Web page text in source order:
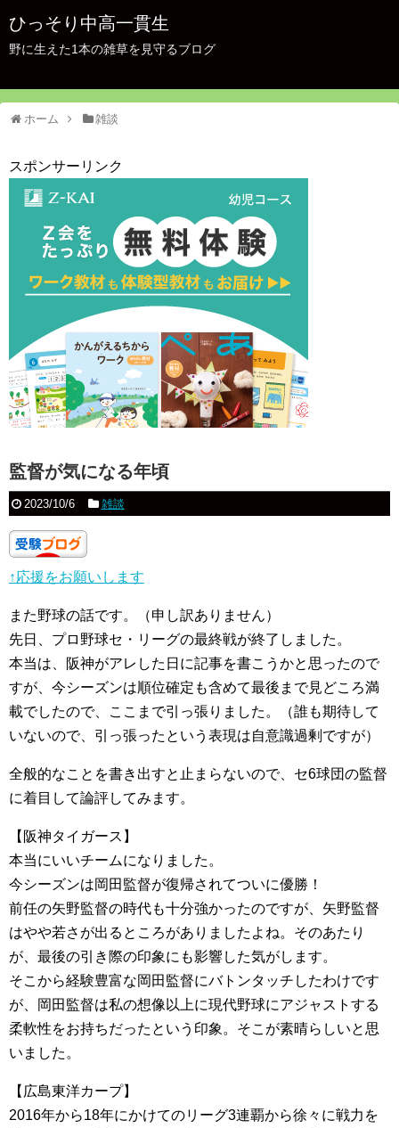
ひっそり中高一貫生
野に生えた1本の雑草を見守るブログ
ホーム 雑談
スポンサーリンク
監督が気になる年頃
2023/10/6 雑談
↑応援をお願いします
また野球の話です。（申し訳ありません）
先日、プロ野球セ・リーグの最終戦が終了しました。
本当は、阪神がアレした日に記事を書こうかと思ったので
すが、今シーズンは順位確定も含めて最後まで見どころ満
載でしたので、ここまで引っ張りました。（誰も期待して
いないので、引っ張ったという表現は自意識過剰ですが）
全般的なことを書き出すと止まらないので、セ6球団の監督
に着目して論評してみます。
【阪神タイガース】
本当にいいチームになりました。
今シーズンは岡田監督が復帰されてついに優勝！
前任の矢野監督の時代も十分強かったのですが、矢野監督
はやや若さが出るところがありましたよね。そのあたり
が、最後の引き際の印象にも影響した気がします。
そこから経験豊富な岡田監督にバトンタッチしたわけです
が、岡田監督は私の想像以上に現代野球にアジャストする
柔軟性をお持ちだったという印象。そこが素晴らしいと思
いました。
【広島東洋カープ】
2016年から18年にかけてのリーグ3連覇から徐々に戦力を